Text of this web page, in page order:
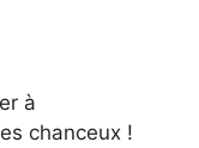
à
chanceux !